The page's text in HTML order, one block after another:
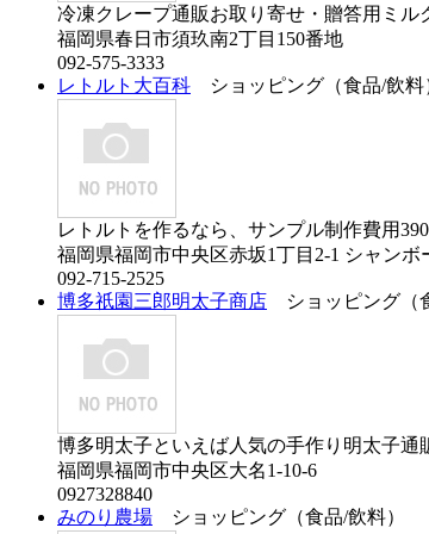
冷凍クレープ通販お取り寄せ・贈答用ミル
福岡県春日市須玖南2丁目150番地
092-575-3333
レトルト大百科 ショッピング（食品/飲料
レトルトを作るなら、サンプル制作費用
福岡県福岡市中央区赤坂1丁目2-1 シャンボ
092-715-2525
博多祇園三郎明太子商店 ショッピング（
博多明太子といえば人気の手作り明太子通
福岡県福岡市中央区大名1-10-6
0927328840
みのり農場 ショッピング（食品/飲料）